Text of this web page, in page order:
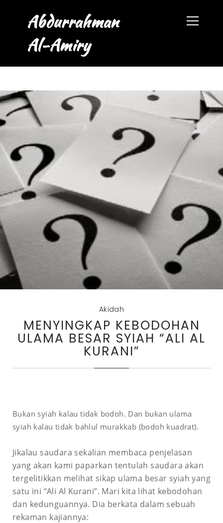
Abdurrahman
Al-Amiry
Akidah
MENYINGKAP KEBODOHAN
ULAMA BESAR SYIAH “ALI AL
KURANI”
Bukan syiah kalau tidak bodoh. Dan bukan ulama
syiah kalau tidak bahlul murakkab (bodoh kuadrat).
Jikalau saudara sekalian membaca penjelasan
yang akan kami paparkan tentulah saudara akan
tergelitikkan melihat sikap ulama besar syiah yang
satu ini “Ali Al Kurani”. Mari kita lihat kebodohan
dan kedunguannya. Dia berkata dalam sebuah
rekaman kajiannya: